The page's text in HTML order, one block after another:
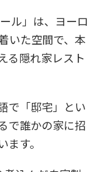
ル」は、ヨーロ
いた空間で、本
る隠れ家レスト
で「邸宅」とい
で誰かの家に招
す。